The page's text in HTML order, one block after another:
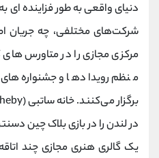
دنیای واقعی به طور فزاینده
شرکت‌های مختلفی، چه جریان
مرکزی مجازی را در متاورس های
منظم رویدادها و جشنواره‌های
در لندن را در بازی بلاک چین
یک گالری هنری مجازی چند